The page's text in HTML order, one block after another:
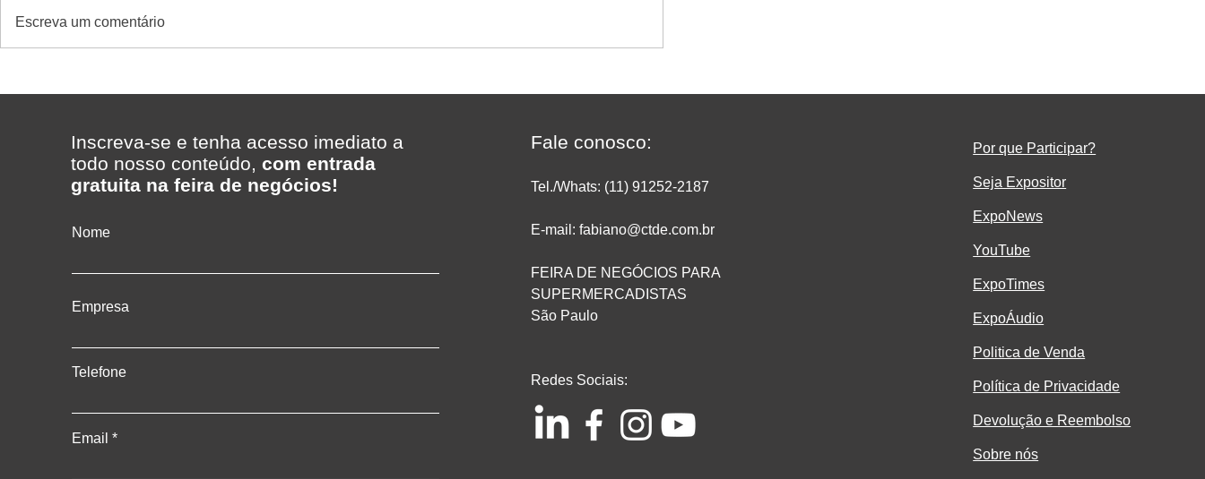
promoção deu lucro no
cliente destaca como a
a Padaria Ipanema Doces em
Porto Alegre
escala 6x1: quem produz
agora
Escreva um comentário
Inscreva-se e tenha acesso imediato a
todo nosso conteúdo, com entrada
gratuita na feira de negócios!
Nome
Empresa
Telefone
Email
Fale conosco:
Tel./Whats: (11) 91252-2187
E-mail: fabiano@ctde.com.br
FEIRA DE NEGÓCIOS PARA
SUPERMERCADISTAS
São Paulo
Redes Sociais:
Por que Participar?
Seja Expositor
ExpoNews
YouTube
ExpoTimes
ExpoÁudio
Politica de Venda
Política de Privacidade
Devolução e Reembolso
Sobre nós